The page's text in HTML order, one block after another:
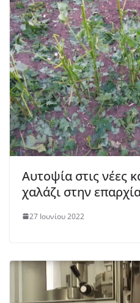
Αυτοψία στις νέες
χαλάζι στην
27 Ιουνίου 2022